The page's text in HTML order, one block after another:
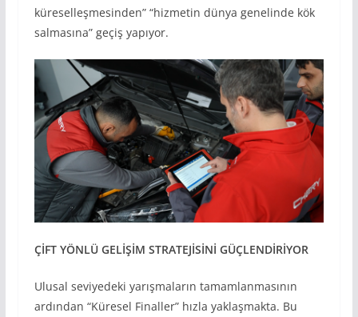
küreselleşmesinden” “hizmetin dünya genelinde kök
salmasına” geçiş yapıyor.
ÇİFT YÖNLÜ GELİŞİM STRATEJİSİNİ GÜÇLENDİRİYOR
Ulusal seviyedeki yarışmaların tamamlanmasının
ardından “Küresel Finaller” hızla yaklaşmakta. Bu